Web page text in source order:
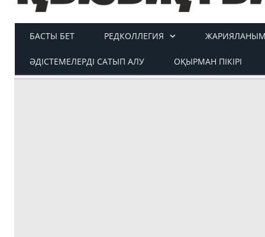
БАСТЫ БЕТ РЕДКОЛЛЕГИЯ ЖАРИЯЛАНЫМ
ӘДІСТЕМЕЛЕРДІ САТЫП АЛУ ОҚЫРМАН ПІКІРІ